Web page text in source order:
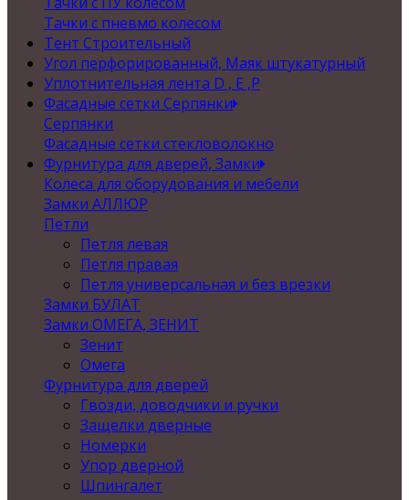
Тачки с пневмо колесом
Тент Строительный
Угол перфорированный, Маяк штукатурный
Уплотнительная лента D , Е ,P
Фасадные сетки Серпянки
Серпянки
Фасадные сетки стекловолокно
Фурнитура для дверей, Замки
Колеса для оборудования и мебели
Замки АЛЛЮР
Петли
Петля левая
Петля правая
Петля универсальная и без врезки
Замки БУЛАТ
Замки ОМЕГА, ЗЕНИТ
Зенит
Омега
Фурнитура для дверей
Гвозди, доводчики и ручки
Защелки дверные
Номерки
Упор дверной
Шпингалет